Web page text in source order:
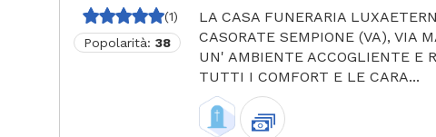
(1)
Popolarità:38
LA CASA FUNERARIA
CASORATE SEMPIONE (VA), VIA
UN' AMBIENTE ACCOGLIENTE E
TUTTI I COMFORT E LE CARA...